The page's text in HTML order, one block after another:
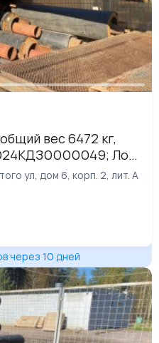
вес 6472 кг,
Лом
вес 49 кг,
ул, дом 6, корп. 2, лит. А
через 10 дней